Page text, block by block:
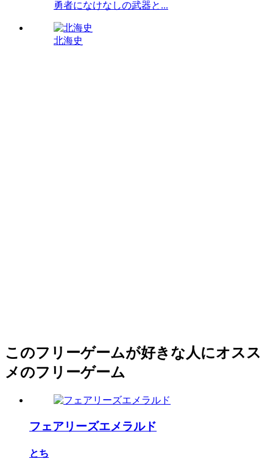
勇者になけなしの武器と...
北海史
このフリーゲームが好きな人にオスス
メのフリーゲーム
フェアリーズエメラルド
とち